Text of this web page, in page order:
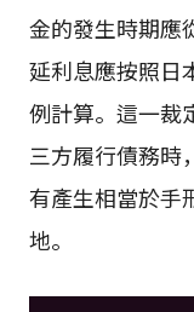
金的發生時期應
延利息應按照日
例計算。這一裁
三方履行債務時
有產生相當於手
地。